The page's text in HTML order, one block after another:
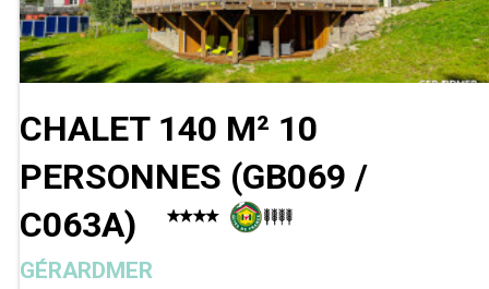
CHALET 140 M² 10
PERSONNES (GB069 /
C063A)
GÉRARDMER